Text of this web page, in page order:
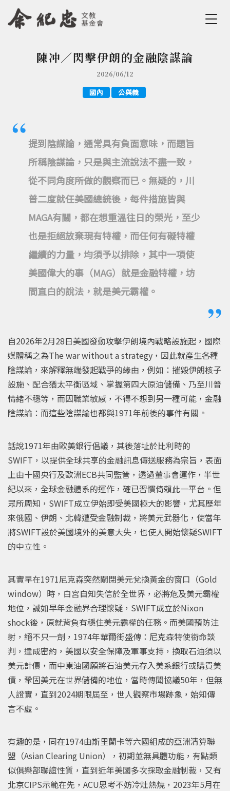
Jump to Navigation
Jump to Main content
您在這裡陳冲／閃擊伊朗的金融陰謀論
2026/06/12
國內 公與義
提到陰謀論，通常具有負面意味，而題旨
所稱陰謀論，只是與主流說法不盡一致，
從不同角度所做的觀察而已。無疑的，川
普二度就任美國總統後，每件措施皆與
MAGA有關，都在想重溫往日的榮光，至少
也是拒絕放棄現有特權，而任何有礙特權
繼續的力量，均須予以排除，其中一項使
美國偉大的事（MAG）就是金融特權，坊
間直白的說法，就是美元霸權。
自2026年2月28日美國發動攻擊伊朗境內戰略設施起，國際
媒體稱之為The war without a strategy，因此就產生各種
陰謀論，來解釋無端發起戰爭的緣由，例如：摧毀伊朗核子
設施、配合猶太平衡區域、掌握第四大原油儲備、乃至川普
情緒不穩等，而因職業敏感，不得不想到另一種可能，金融
陰謀論：而這些陰謀論也都與1971年前後的事件有關。
話說1971年由歐美銀行倡議，其後落址於比利時的
SWIFT，以提供全球共享的金融訊息傳送服務為宗旨，表面
上由十國央行及歐洲ECB共同監管，透過董事會運作，半世
紀以來，全球金融體系的運作，確已習慣倚賴此一平台。但
眾所周知，SWIFT成立伊始即受美國極大的影響，尤其歷年
來俄國、伊朗、北韓遭受金融制裁，將美元武器化，使當年
將SWIFT設於美國境外的美意大失，也使人開始懷疑SWIFT
的中立性。
其實早在1971尼克森突然關閉美元兌換黃金的窗口（Gold
window）時，白宮自知失信於全世界，必將危及美元霸權
地位，誠如早年金融界合理懷疑，SWIFT成立於Nixon
shock後，原就背負有穩住美元霸權的任務。而美國預防注
射，絕不只一劑，1974年華爾街盛傳：尼克森特使銜命談
判，達成密約，美國以安全保障及軍事支持，換取石油須以
美元計價，而中東油國願將石油美元存入美系銀行或購買美
債，鞏固美元在世界儲備的地位，當時傳聞協議50年，但無
人證實，直到2024期限屆至，世人觀察市場跡象，始知傳
言不虛。
有趣的是，同在1974由斯里蘭卡等六國組成的亞洲清算聯
盟（Asian Clearing Union），初期並無具體功能，有點類
似俱樂部聯誼性質，直到近年美國多次採取金融制裁，又有
北京CIPS示範在先，ACU思考不妨冷灶熱燒，2023年5月在